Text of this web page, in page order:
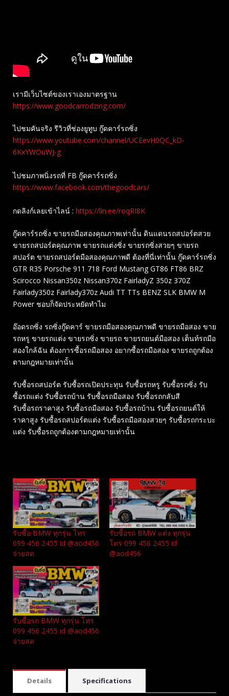
เรามีเว็บไซต์ของเราเองมาตรฐาน
https://www.goodcarrodzing.com/
ไปชมคันจริง รีวิวที่ช่องยู​ทูบ​ กู๊ดคาร์รถซิ่ง
https://www.youtube.com/channel/UCEevH0QC_kD-
6KxYWOuWJ-g
ไปชมภาพนิ่งรถที่ FB กู๊ดคาร์รถซิ่ง
https://www.facebook.com/thegoodcars/
กดลิงก์เลยเข้าไลน์ : https://lin.ee/roqRI8K
กู๊ดคาร์รถซิ่ง ขายรถมือสองคุณภาพเท่านั้น ดินแดนรถสปอร์ตสวย
ขายรถสปอร์ตคุณภาพ ขายรถแต่งซิ่ง ขายรถซิ่งสวยๆ ขายรถ
สปอร์ต ขายรถสปอร์ตมือสองคุณภาพดี ต้องที่นี่เท่านั้น กู๊ดคาร์รถซิ่ง
GTR R35 Porsche 911 718 Ford Mustang GT86 FT86 BRZ
Scirocco Nissan350z Nissan370z FairladyZ 350z 370Z
Fairlady350z Fairlady370z Audi TT TTs BENZ SLK BMW M
Power ชอบก็จัดประหยัดทำไม
อ๊อดรถซิ่ง รถซิ่งกู๊ดคาร์ ขายรถมือสองคุณภาพดี ขายรถมือสอง ขาย
รถหรู ขายรถแต่ง ขายรถซิ่ง ขายรถ ขายรถยนต์มือสอง เต็นท์รถมือ
สองใกล้ฉัน ต้องการซื้อรถมือสอง อยากซื้อรถมือสอง ขายรถถูกต้อง
ตามกฎหมายเท่านั้น
รับซื้อรถสปอร์ต รับซื้อรถเปิดประทุน รับซื้อรถหรู รับซื้อรถซิ่ง รับ
ซื้อรถแต่ง รับซื้อรถบ้าน รับซื้อรถมือสอง รับซื้อรถกลับสี
รับซื้อรถราคาสูง รับซื้อรถมือสอง รับซื้อรถบ้าน รับซื้อรถยนต์ให้
ราคาสูง รับซื้อรถสปอร์ตแต่ง รับซื้อรถมือสองสวยๆ รับซื้อรถกระบะ
แต่ง รับซื้อรถถูกต้องตามกฎหมายเท่านั้น
รับซื้อ BMW ทุกรุ่น โทร
099 456 2455 id @aod456
จ่ายสด
รับซื้อรถ BMW แต่ง ทุกรุ่น
โทร 099 456 2455 id
@aod456
รับซื้อรถ BMW ทุกรุ่น โทร
099 456 2455 id @aod456
จ่ายสด
Details Specifications